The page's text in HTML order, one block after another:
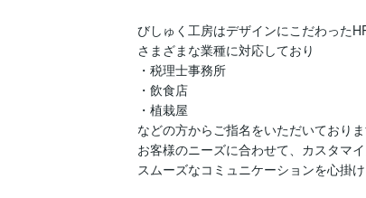
びしゅく工房はデザインにこだわった
さまざまな業種に対応しており
・税理士事務所
・飲食店
・植栽屋
などの方からご指名をいただいておりま
お客様のニーズに合わせて、カスタマ
スムーズなコミュニケーションを心掛